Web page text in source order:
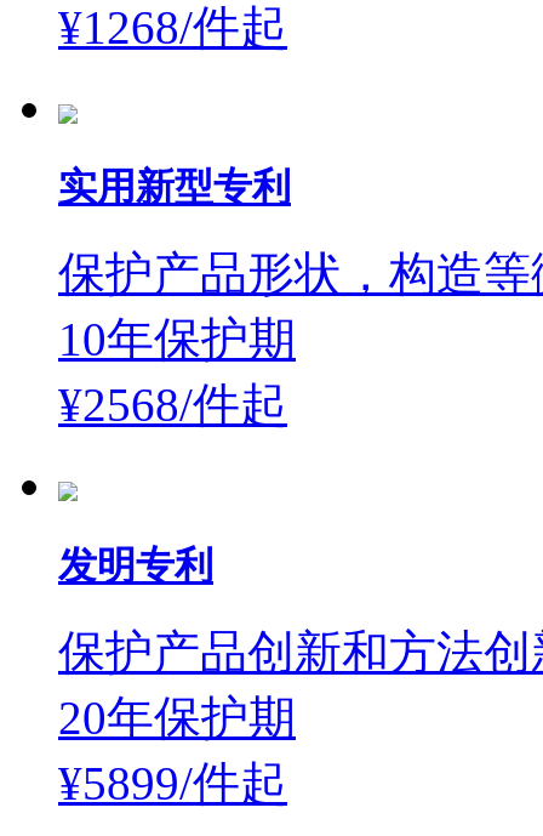
¥1268/件起
实用新型专利
保护产品形状，构造
10年保护期
¥2568/件起
发明专利
保护产品创新和方法创
20年保护期
¥5899/件起